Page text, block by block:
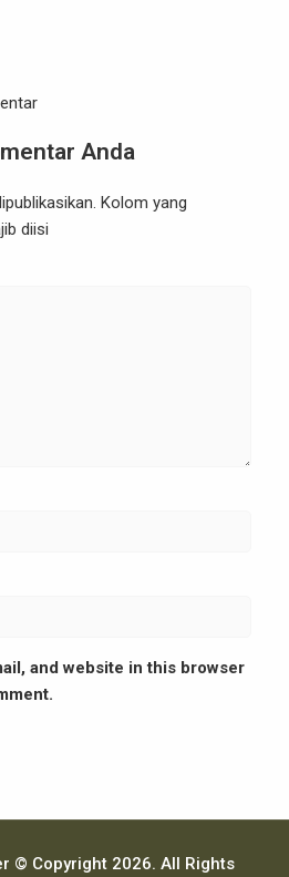
Anda
Kolom yang
diisi
and website in this browser
© Copyright 2026. All Rights